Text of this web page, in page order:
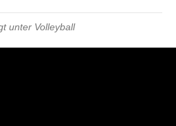
unter Volleyball